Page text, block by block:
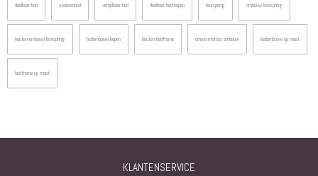
deelbaar bed seniorenbed verrijdbaar bed deelbaar bed kopen boxspring ombouw boxspring
houten ombouw boxspring bedombouw kopen houten bedframe emma matras ombouw bedombouw op maat
bedframe op maat
KLANTENSERVICE